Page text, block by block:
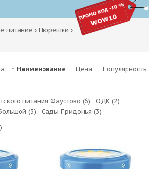
питание › Пюрешки ›
↑ Наименование · Цена · Популярность
питания Фаустово (6) · ОДК (2) ·
(3) · Сады Придонья (3)